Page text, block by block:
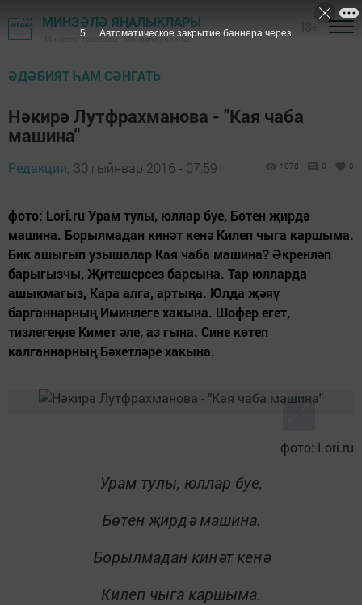
МИНЗӘЛӘ ЯҢАЛЫКЛАРЫ
"Минзәлә" газетасы - Минзәлә районы
ӘДӘБИЯТ ҺАМ СӘНГАТЬ
Нәкирә Лутфрахманова - "Кая чаба
машина"
Редакция, 30 гыйнвар 2016 - 07:59 1078 0 0
фото: Lori.ru Урам тулы, юллар буе, Бөтен җирдә
машина. Борылмадан кинәт кенә Килеп чыга каршыма.
Бик ашыгып узышалар Кая чаба машина? Әкренләп
барыгызчы, Җитешерсез барсына. Тар юлларда
ашыкмагыз, Кара алга, артыңа. Юлда җәяү
барганнарның Иминлеге хакына. Шофер егет,
тизлегеңне Кимет әле, аз гына. Сине көтеп
калганнарның Бәхетләре хакына.
фото: Lori.ru
Урам тулы, юллар буе,
Бөтен җирдә машина.
Борылмадан кинәт кенә
Килеп чыга каршыма.
4 Автоматическое закрытие баннера через